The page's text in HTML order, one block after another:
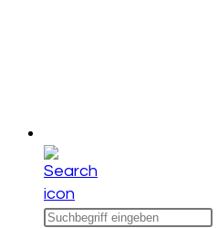
Products